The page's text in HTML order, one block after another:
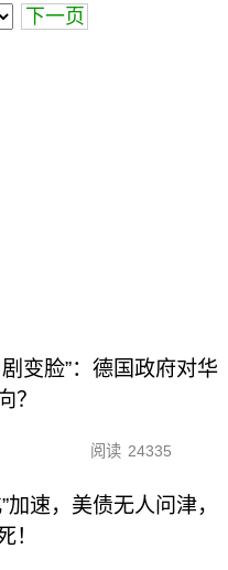
下一页
变脸”：德国政府对华
？
阅读 24335
加速，美债无人问津，
！